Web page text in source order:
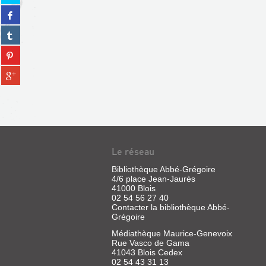
sur
twitter
(Nouvelle
fenêtre)
Partager
sur
facebook
(Nouvelle
fenêtre)
Partager
sur
tumblr
(Nouvelle
fenêtre)
Partager
sur
pinterest
(Nouvelle
Partager
sur
Le réseau
Bibliothèque Abbé-Grégoire
4/6 place Jean-Jaurès
41000 Blois
02 54 56 27 40
Contacter la bibliothèque Abbé-
Grégoire
Médiathèque Maurice-Genevoix
Rue Vasco de Gama
41043 Blois Cedex
02 54 43 31 13